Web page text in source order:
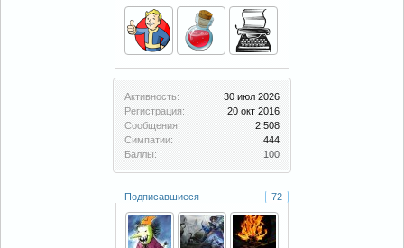
Активность:
30 июл 2026
Регистрация:
20 окт 2016
Сообщения:
2.508
Симпатии:
444
Баллы:
100
Подписавшиеся 72